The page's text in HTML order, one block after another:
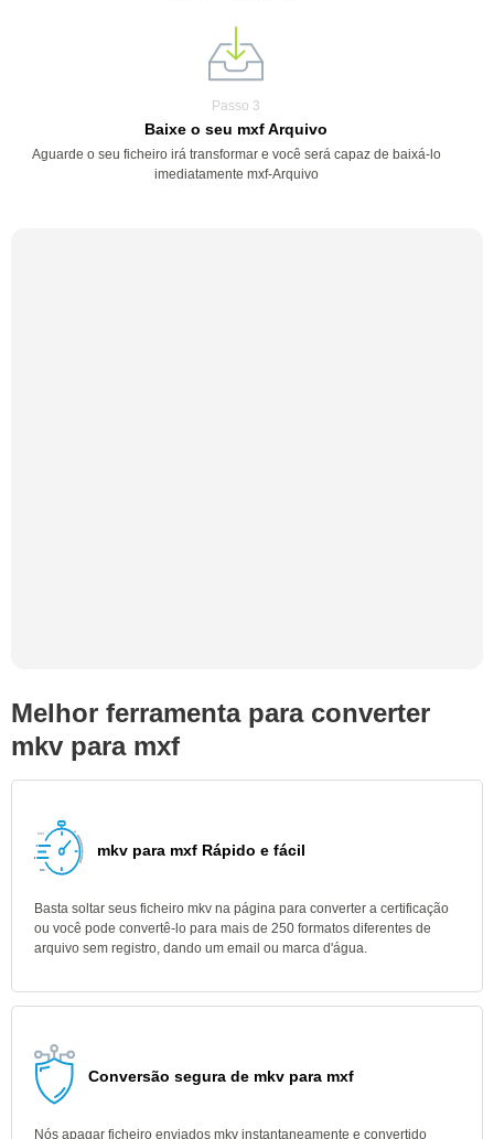
Passo 3
Baixe o seu mxf Arquivo
Aguarde o seu ficheiro irá transformar e você será capaz de baixá-lo
imediatamente mxf-Arquivo
Melhor ferramenta para converter
mkv para mxf
mkv para mxf Rápido e fácil
Basta soltar seus ficheiro mkv na página para converter a certificação
ou você pode convertê-lo para mais de 250 formatos diferentes de
arquivo sem registro, dando um email ou marca d'água.
Conversão segura de mkv para mxf
Nós apagar ficheiro enviados mkv instantaneamente e convertido